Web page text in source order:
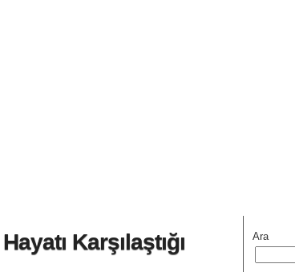
Karşılaştığı
Ara